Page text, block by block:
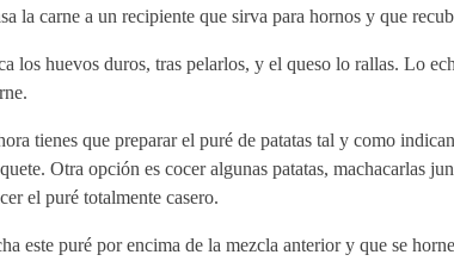
la carne a un recipiente que sirva para hornos y que
los huevos duros, tras pelarlos, y el queso lo rallas. Lo
tienes que preparar el puré de patatas tal y como
Otra opción es cocer algunas patatas, machacarlas
el puré totalmente casero.
este puré por encima de la mezcla anterior y que se